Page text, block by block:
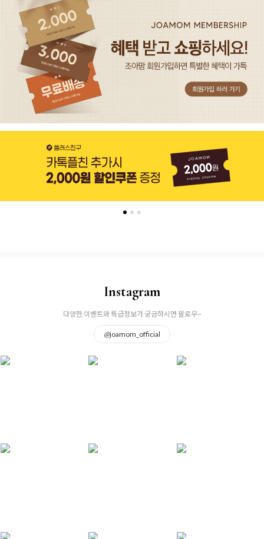
Instagram
다양한 이벤트와 특급정보가 궁금하시면 팔로우~
@joamom_official